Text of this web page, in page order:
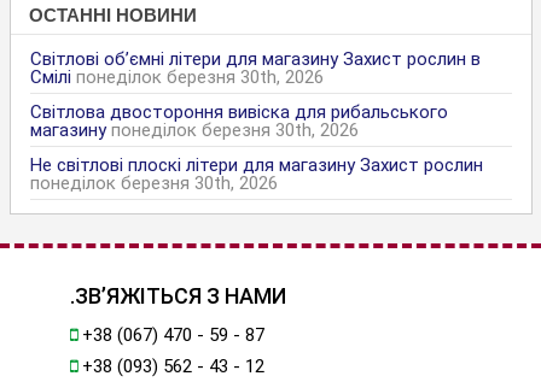
ОСТАННІ НОВИНИ
Світлові об’ємні літери для магазину Захист рослин в
Смілі понеділок березня 30th, 2026
Світлова двостороння вивіска для рибальського
магазину понеділок березня 30th, 2026
Не світлові плоскі літери для магазину Захист рослин
понеділок березня 30th, 2026
.ЗВ’ЯЖІТЬСЯ З НАМИ
+38 (067) 470 - 59 - 87
+38 (093) 562 - 43 - 12